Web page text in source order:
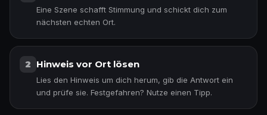
Eine Szene schafft Stimmung und schickt dich zum
nächsten echten Ort.
2 Hinweis vor Ort lösen
Lies den Hinweis um dich herum, gib die Antwort ein
und prüfe sie. Festgefahren? Nutze einen Tipp.